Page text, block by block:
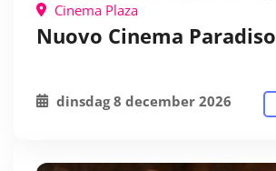
Cinema Plaza
Nuovo Cinema Paradiso
dinsdag 8 december 2026